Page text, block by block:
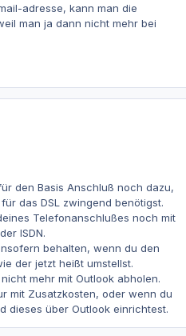
adresse, kann man die
man ja dann nicht mehr bei
den Basis Anschluß noch dazu,
das DSL zwingend benötigst.
Telefonanschlußes noch mit
ISDN.
behalten, wenn du den
der jetzt heißt umstellst.
mehr mit Outlook abholen.
mit Zusatzkosten, oder wenn du
dieses über Outlook einrichtest.